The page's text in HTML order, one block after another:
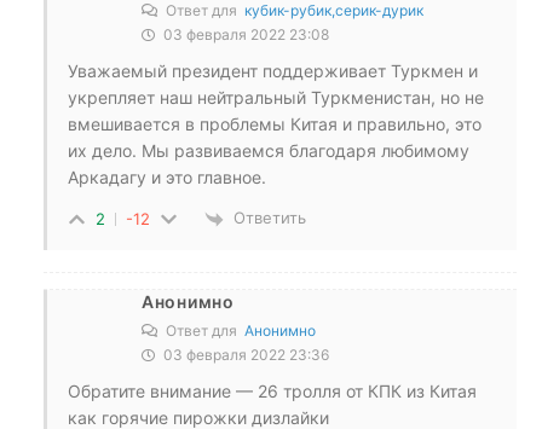
Ответ для кубик-рубик,серик-дурик
03 февраля 2022 23:08
Уважаемый президент поддерживает Туркмен и
укрепляет наш нейтральный Туркменистан, но не
вмешивается в проблемы Китая и правильно, это
их дело. Мы развиваемся благодаря любимому
Аркадагу и это главное.
2 -12 Ответить
Анонимно
Ответ для Анонимно
03 февраля 2022 23:36
Обратите внимание — 26 тролля от КПК из Китая
как горячие пирожки дизлайки